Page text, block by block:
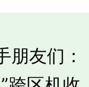
朋友们：